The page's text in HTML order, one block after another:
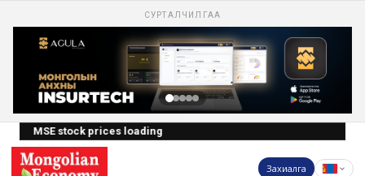
СУРТАЛЧИЛГАА
MSE stock prices loading
Захиалга